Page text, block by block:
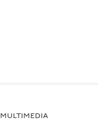
MULTIMEDIA